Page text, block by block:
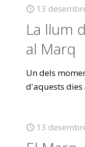
13
La llum
al Marq
Un dels
d'aquests dies
13